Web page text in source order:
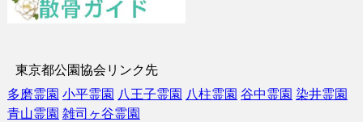
東京都公園協会リンク先
多磨霊園 小平霊園 八王子霊園 八柱霊園 谷中霊園 染井霊園
青山霊園 雑司ヶ谷霊園